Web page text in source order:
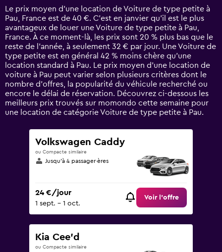
14
categories.
The
chart
has
1
Y
axis
displaying
values.
Range:
0
to
Le prix moyen d’une location de Voiture de type petite à
Pau, France est de 40 €. C’est en janvier qu'il est le plus
avantageux de louer une Voiture de type petite à Pau,
France. À ce moment-là, les prix sont 20 % plus bas que le
reste de l’année, à seulement 32 € par jour. Une Voiture de
type petite est en général 42 % moins chère qu'une
location standard à Pau. Le prix moyen d’une location de
voiture à Pau peut varier selon plusieurs critères dont le
nombre d’offres, la popularité du véhicule recherché ou
encore le délai de réservation. Découvrez ci-dessous les
meilleurs prix trouvés sur momondo cette semaine pour
une location de catégorie Voiture de type petite à Pau.
Volkswagen Caddy
ou Compacte similaire
Jusqu’à 4 passager·ères
24 €/jour
1 sept. - 1 oct.
Voir l’offre
Kia Cee'd
ou Compacte similaire